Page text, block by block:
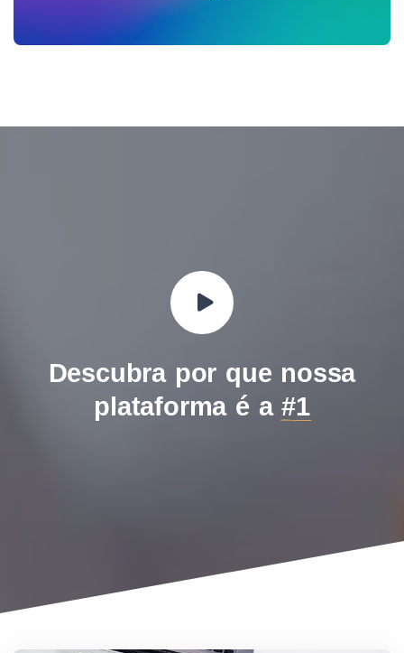
Descubra por que nossa
plataforma é a#1